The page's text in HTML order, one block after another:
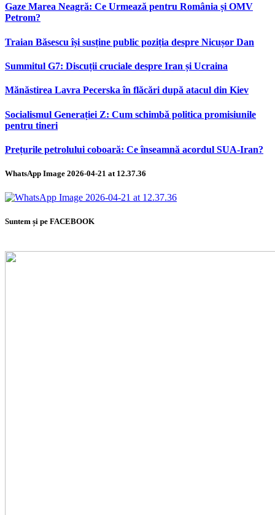
Gaze Marea Neagră: Ce Urmează pentru România și OMV
Petrom?
Traian Băsescu își susține public poziția despre Nicușor Dan
Summitul G7: Discuții cruciale despre Iran și Ucraina
Mănăstirea Lavra Pecerska în flăcări după atacul din Kiev
Socialismul Generației Z: Cum schimbă politica promisiunile
pentru tineri
Prețurile petrolului coboară: Ce înseamnă acordul SUA-Iran?
WhatsApp Image 2026-04-21 at 12.37.36
Suntem și pe FACEBOOK